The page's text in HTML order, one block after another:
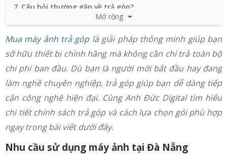
7 Câu hỏi thường gặp về trả góp?
Mở rộng
Mua máy ảnh trả góplà giải pháp thông minh giúp bạn
sở hữu thiết bị chính hãng mà không cần chi trả toàn bộ
chi phí ban đầu. Dù bạn là người mới bắt đầu hay đang
làm nghề chuyên nghiệp, trả góp giúp bạn dễ dàng tiếp
cận công nghệ hiện đại. Cùng Anh Đức Digital tìm hiểu
chi tiết chính sách trả góp và cách lựa chọn gói phù hợp
ngay trong bài viết dưới đây.
Nhu cầu sử dụng máy ảnh tại Đà Nẵng